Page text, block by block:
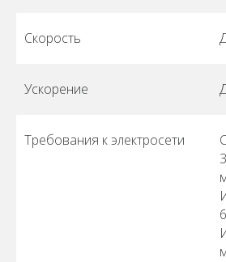
Скорость
Ускорение
Требования к электросети